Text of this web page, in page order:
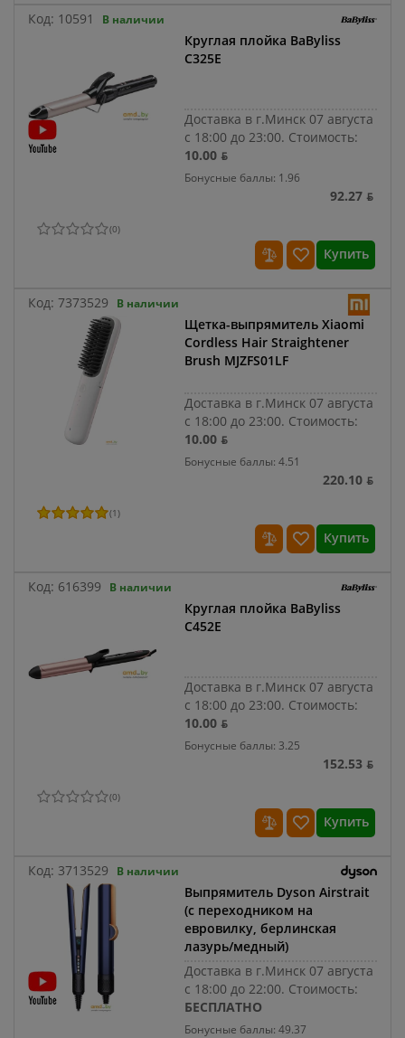
Код: 10591 В наличии
Круглая плойка BaByliss
C325E
Доставка в г.Минск 07 августа
с 18:00 до 23:00. Стоимость:
10.00 ƃ
Бонусные баллы: 1.96
92.27 ƃ
(0)
Купить
Код: 7373529 В наличии
Щетка-выпрямитель Xiaomi
Cordless Hair Straightener
Brush MJZFS01LF
Доставка в г.Минск 07 августа
с 18:00 до 23:00. Стоимость:
10.00 ƃ
Бонусные баллы: 4.51
220.10 ƃ
(1)
Купить
Код: 616399 В наличии
Круглая плойка BaByliss
C452E
Доставка в г.Минск 07 августа
с 18:00 до 23:00. Стоимость:
10.00 ƃ
Бонусные баллы: 3.25
152.53 ƃ
(0)
Купить
Код: 3713529 В наличии
Выпрямитель Dyson Airstrait
(с переходником на
евровилку, берлинская
лазурь/медный)
Доставка в г.Минск 07 августа
с 18:00 до 22:00. Стоимость:
БЕСПЛАТНО
Бонусные баллы: 49.37